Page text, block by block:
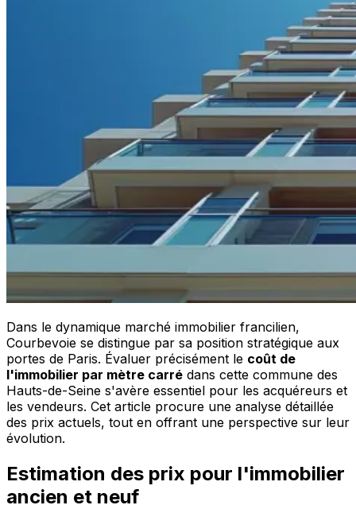
Dans le dynamique marché immobilier francilien,
Courbevoie se distingue par sa position stratégique aux
portes de Paris. Évaluer précisément le coût de
l'immobilier par mètre carré dans cette commune des
Hauts-de-Seine s'avère essentiel pour les acquéreurs et
les vendeurs. Cet article procure une analyse détaillée
des prix actuels, tout en offrant une perspective sur leur
évolution.
Estimation des prix pour l'immobilier
ancien et neuf